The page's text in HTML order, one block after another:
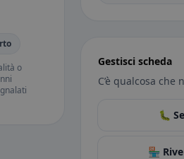
o
Gestisci scheda
C’è qualcosa
🐛
🏪